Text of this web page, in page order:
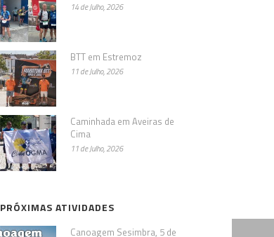
14 de Julho, 2026
BTT em Estremoz
11 de Julho, 2026
Caminhada em Aveiras de
Cima
11 de Julho, 2026
PRÓXIMAS ATIVIDADES
Canoagem Sesimbra, 5 de